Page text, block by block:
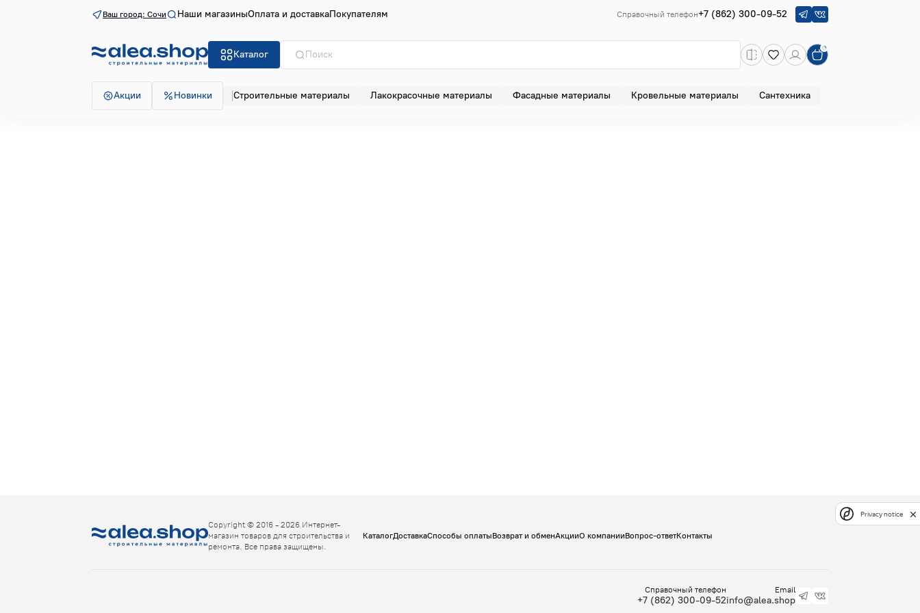
Ваш город: Сочи Наши магазиныОплата и доставкаПокупателям Справочный телефон+7 (862) 300-09-52
Каталог
Акции Новинки Строительные материалы Лакокрасочные материалы Фасадные материалы Кровельные материалы Сантехника
Copyright © 2016 - 2026 Интернет-
магазин товаров для строительства и
ремонта. Все права защищены.
КаталогДоставкаСпособы оплатыВозврат и обменАкцииО компанииВопрос-ответКонтакты
Справочный телефон
+7 (862) 300-09-52
Email
info@alea.shop
Privacy notice